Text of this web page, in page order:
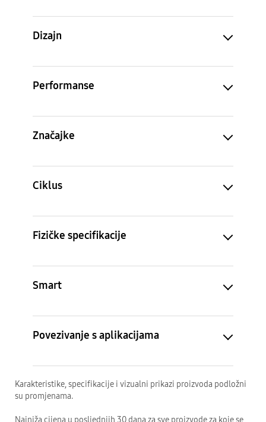
Dizajn
Performanse
Značajke
Ciklus
Fizičke specifikacije
Smart
Povezivanje s aplikacijama
Karakteristike, specifikacije i vizualni prikazi proizvoda podložni
su promjenama.